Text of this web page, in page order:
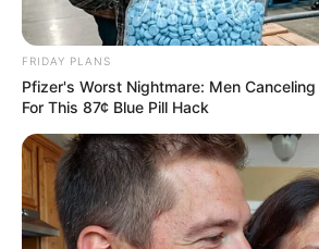
Feeling Tired? Here's The Trick
MEDVI
FRIDAY PLANS
Pfizer's Worst Nightmare: Men
For This 87¢ Blue Pill Hack